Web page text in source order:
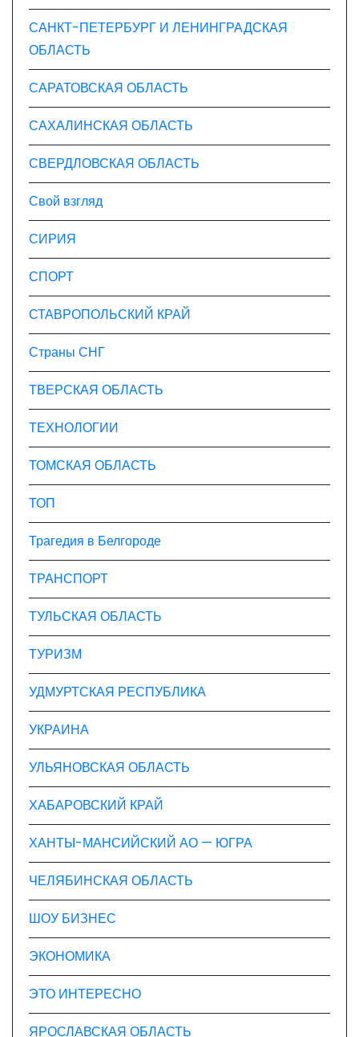
САНКТ-ПЕТЕРБУРГ И ЛЕНИНГРАДСКАЯ
ОБЛАСТЬ
САРАТОВСКАЯ ОБЛАСТЬ
САХАЛИНСКАЯ ОБЛАСТЬ
СВЕРДЛОВСКАЯ ОБЛАСТЬ
Свой взгляд
СИРИЯ
СПОРТ
СТАВРОПОЛЬСКИЙ КРАЙ
Страны СНГ
ТВЕРСКАЯ ОБЛАСТЬ
ТЕХНОЛОГИИ
ТОМСКАЯ ОБЛАСТЬ
ТОП
Трагедия в Белгороде
ТРАНСПОРТ
ТУЛЬСКАЯ ОБЛАСТЬ
ТУРИЗМ
УДМУРТСКАЯ РЕСПУБЛИКА
УКРАИНА
УЛЬЯНОВСКАЯ ОБЛАСТЬ
ХАБАРОВСКИЙ КРАЙ
ХАНТЫ-МАНСИЙСКИЙ АО — ЮГРА
ЧЕЛЯБИНСКАЯ ОБЛАСТЬ
ШОУ БИЗНЕС
ЭКОНОМИКА
ЭТО ИНТЕРЕСНО
ЯРОСЛАВСКАЯ ОБЛАСТЬ